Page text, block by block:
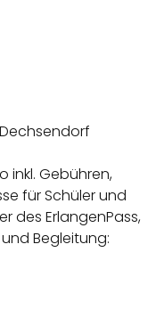
inkl. Gebühren,
für Schüler und
des ErlangenPass,
Begleitung: